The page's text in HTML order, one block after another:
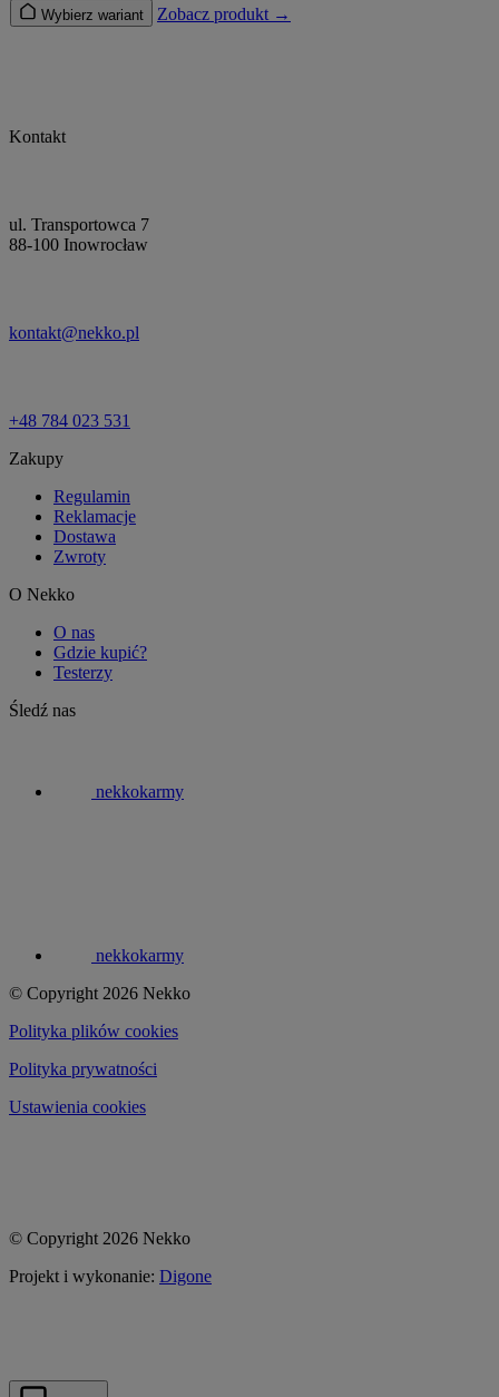
Wybierz wariant Zobacz produkt →
Kontakt
ul. Transportowca 7
88-100 Inowrocław
kontakt@nekko.pl
+48 784 023 531
Zakupy
Regulamin
Reklamacje
Dostawa
Zwroty
O Nekko
O nas
Gdzie kupić?
Testerzy
Śledź nas
nekkokarmy
nekkokarmy
© Copyright 2026 Nekko
Polityka plików cookies
Polityka prywatności
Ustawienia cookies
© Copyright 2026 Nekko
Projekt i wykonanie: Digone